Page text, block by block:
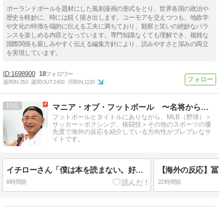
ポーランドボールを題材にした風刺漫画の形式をとり、世界各国の政治や
歴史を軽妙に、時には鋭く描き出します。ユーモアを交えつつも、地政学
や文化の特徴を端的に伝える工夫に満ちており、観察と笑いの絶妙なバラ
ンスを楽しめる内容となっています。専門知識なくても理解でき、複雑な
国際関係も親しみやすく伝える編集方針により、読みやすさと深みの両立
を実現しています。
1698900 18
週間IN:250 週間OUT:2450 月間IN:1130
10 マニア・オブ・フットボール 〜名将からの提言〜
フットボールとタイトルにありながら、MLB（野球）＞
サッカー＞ボクシング、格闘技＞その他のスポーツの優
先度で海外の反応を紹介している方向性がブレブレなサ
イトです。
イチローさん「僕は本を読まない。好きなアニメはドラゴンボール」【海外の反応】
8時間前 22時間前